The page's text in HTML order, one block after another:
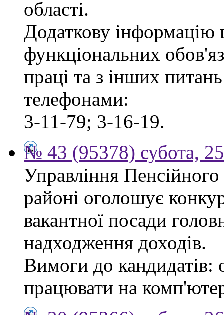
області.
Додаткову
функціональних
праці та з інших
телефонами:
3-11-79; 3-16-19.
№ 43 (95378) субота,
Управління
районі оголошує
вакантної посади
надходження доходів.
Вимоги до кандидатів:
працювати на